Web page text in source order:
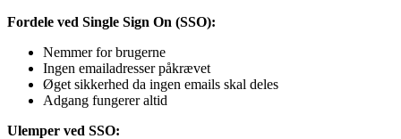
Fordele ved Single Sign On (SSO):
Nemmer for brugerne
Ingen emailadresser påkrævet
Øget sikkerhed da ingen emails skal deles
Adgang fungerer altid
Ulemper ved SSO: